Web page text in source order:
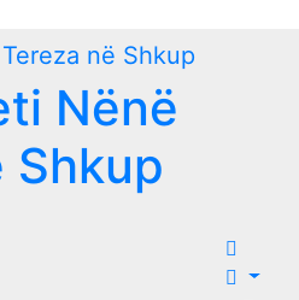
Nënë
Shkup